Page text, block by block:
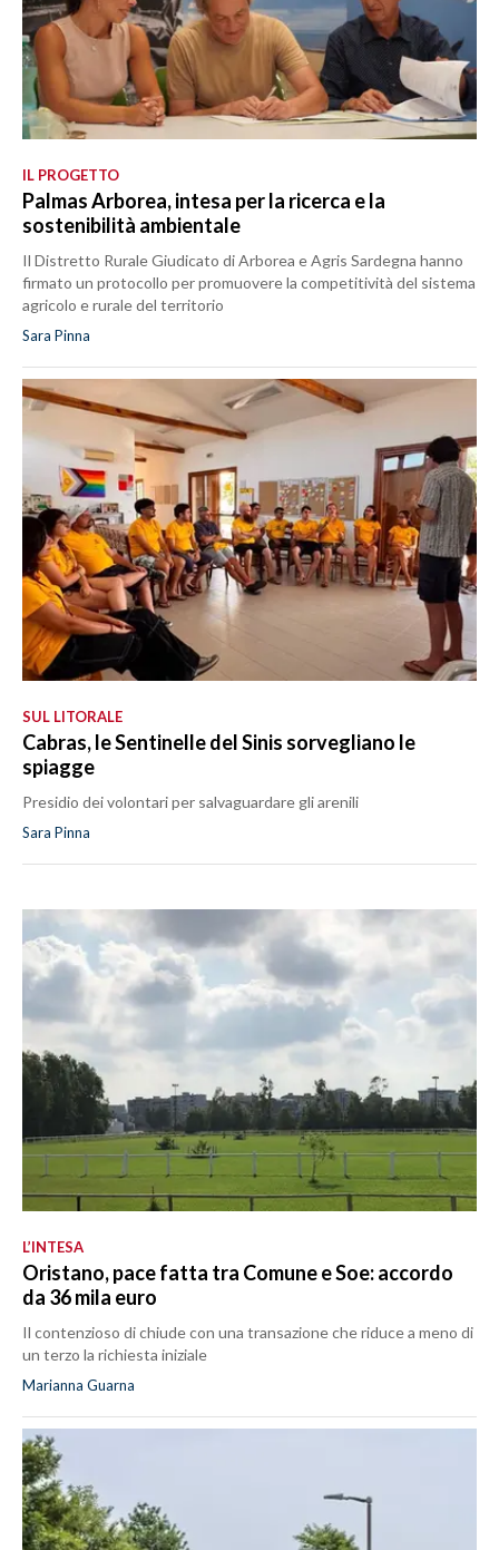
IL PROGETTO
Palmas Arborea, intesa per la ricerca e la
sostenibilità ambientale
Il Distretto Rurale Giudicato di Arborea e Agris Sardegna hanno
firmato un protocollo per promuovere la competitività del sistema
agricolo e rurale del territorio
Sara Pinna
SUL LITORALE
Cabras, le Sentinelle del Sinis sorvegliano le
spiagge
Presidio dei volontari per salvaguardare gli arenili
Sara Pinna
L’INTESA
Oristano, pace fatta tra Comune e Soe: accordo
da 36 mila euro
Il contenzioso di chiude con una transazione che riduce a meno di
un terzo la richiesta iniziale
Marianna Guarna